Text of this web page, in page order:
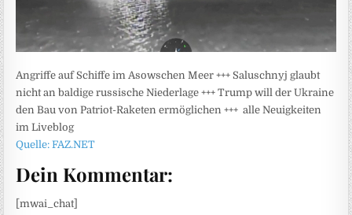
Angriffe auf Schiffe im Asowschen Meer +++ Saluschnyj glaubt
nicht an baldige russische Niederlage +++ Trump will der Ukraine
den Bau von Patriot-Raketen ermöglichen +++ alle Neuigkeiten
im Liveblog
Quelle: FAZ.NET
Dein Kommentar:
[mwai_chat]